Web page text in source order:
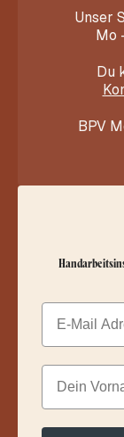
Unser
Mo
Du
BPV
Email
Dein